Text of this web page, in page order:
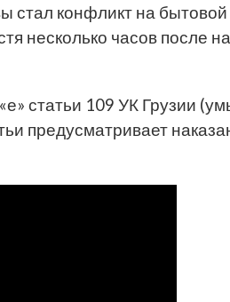
стал конфликт на бытовой
несколько часов после
статьи 109 УК Грузии
предусматривает